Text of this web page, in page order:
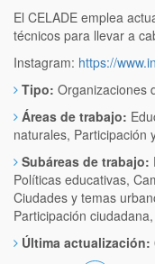
El CELADE emplea
técnicos para llevar a
Instagram: https://
Tipo: Organizaciones
Áreas de trabajo:
naturales, Participación
Subáreas de trabajo:
Políticas educativas,
Ciudades y temas
Participación
Última actualización: